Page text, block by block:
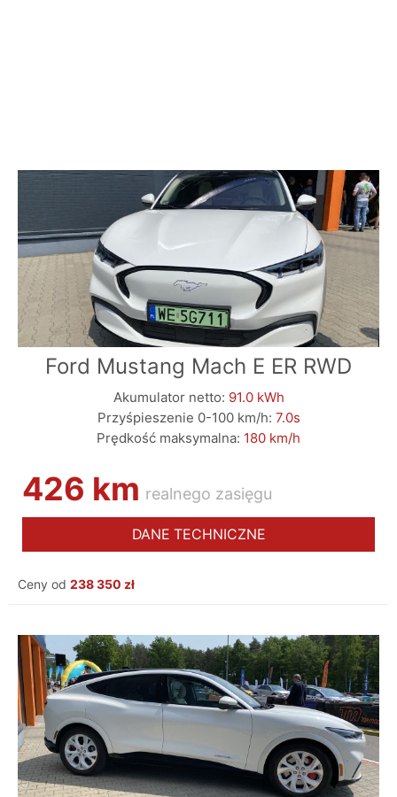
Ford Mustang Mach E ER RWD
Akumulator netto: 91.0 kWh
Przyśpieszenie 0-100 km/h: 7.0s
Prędkość maksymalna: 180 km/h
426 km realnego zasięgu
DANE TECHNICZNE
Ceny od 238 350 zł